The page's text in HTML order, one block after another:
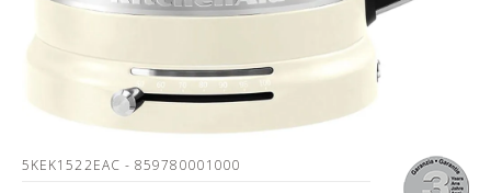
5KEK1522EAC - 859780001000